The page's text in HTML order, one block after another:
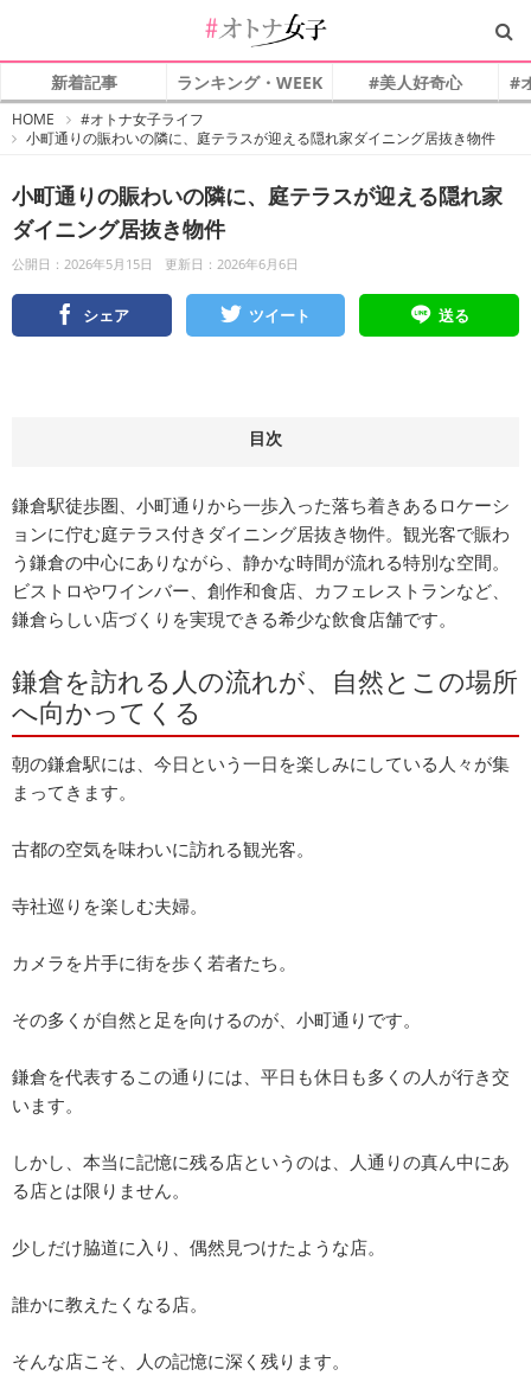
新着記事 ランキング・WEEK #美人好奇心 #
HOME
オ
ト
子
#オトナ女子ライフ
小町通りの賑わいの隣に、庭テラスが迎える隠れ家ダイニング居抜き物件
小町通りの賑わいの隣に、庭テラスが迎える隠れ家
ダイニング居抜き物件
公開日：2026年5月15日 更新日：2026年6月6日
シェア ツイート 送る
目次
鎌倉駅徒歩圏、小町通りから一歩入った落ち着きあるロケーシ
ョンに佇む庭テラス付きダイニング居抜き物件。観光客で賑わ
う鎌倉の中心にありながら、静かな時間が流れる特別な空間。
ビストロやワインバー、創作和食店、カフェレストランなど、
鎌倉らしい店づくりを実現できる希少な飲食店舗です。
鎌倉を訪れる人の流れが、自然とこの場所
へ向かってくる
朝の鎌倉駅には、今日という一日を楽しみにしている人々が集
まってきます。
古都の空気を味わいに訪れる観光客。
寺社巡りを楽しむ夫婦。
カメラを片手に街を歩く若者たち。
その多くが自然と足を向けるのが、小町通りです。
鎌倉を代表するこの通りには、平日も休日も多くの人が行き交
います。
しかし、本当に記憶に残る店というのは、人通りの真ん中にあ
る店とは限りません。
少しだけ脇道に入り、偶然見つけたような店。
誰かに教えたくなる店。
そんな店こそ、人の記憶に深く残ります。